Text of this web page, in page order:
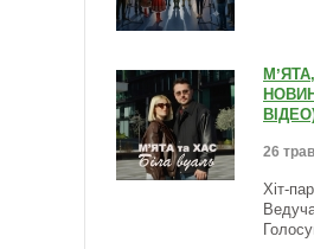
26
Хіт-